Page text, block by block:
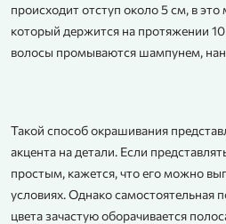
происходит отступ около 5 см, в это
который держится на протяжении
волосы промываются шампунем,
Такой способ окрашивания
акцента на детали. Если
простым, кажется, что его можно
условиях. Однако самостоятельная
цвета зачастую оборачивается